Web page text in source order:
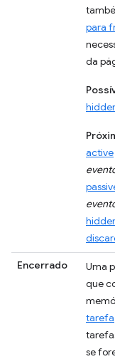
para
da
active
Encerrado Uma
que
tarefa
se